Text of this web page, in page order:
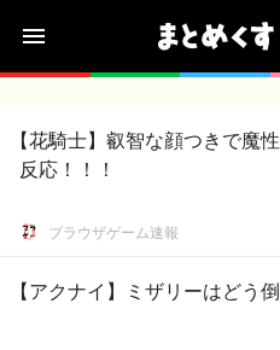
【花騎士】叡智な顔つきで魔
反応！！！
ブラウザゲーム速報
【アクナイ】ミザリーはどう